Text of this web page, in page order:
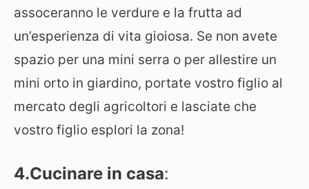
assoceranno le verdure e la frutta ad
un’esperienza di vita gioiosa. Se non avete
spazio per una mini serra o per allestire un
mini orto in giardino, portate vostro figlio al
mercato degli agricoltori e lasciate che
vostro figlio esplori la zona!
4.Cucinare in casa: